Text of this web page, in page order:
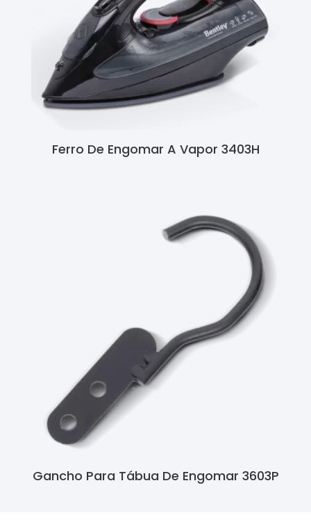
Ferro De Engomar A Vapor 3403H
Gancho Para Tábua De Engomar 3603P